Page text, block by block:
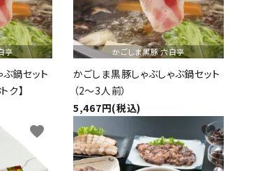
亭
鍋セット
ク】
かごしま黒豚 六白亭
かごしま黒豚しゃぶしゃぶ鍋セット
（2～3人前）
5,467円(税込)
favorite favorite